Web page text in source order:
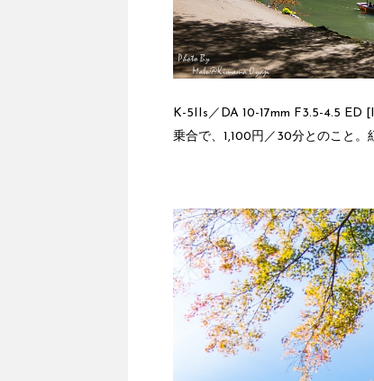
K-5IIs／DA 10-17mm F3.5-4.5 ED
乗合で、1,100円／30分とのこと。